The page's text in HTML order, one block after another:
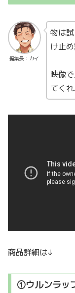
編集長：カイ
物は
け止
映像
てく
商品詳細は↓
①ウルンラッ